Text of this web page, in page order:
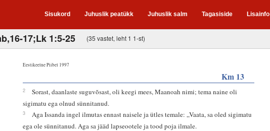
Sisukord Juhuslik peatükk Juhuslik salm Tagasiside Lisainfo
17;Lk 1:5-25 (35 vastet, leht 1 1-st)
Eestikeelne Piibel 1997
Km 13
2
Sorast, daanlaste suguvõsast, oli keegi mees, Maanoah nimi; tema naine oli
sigimatu ega olnud sünnitanud.
3
Aga Issanda ingel ilmutas ennast naisele ja ütles temale: „Vaata, sa oled sigimatu
ega ole sünnitanud. Aga sa jääd lapseootele ja tood poja ilmale.